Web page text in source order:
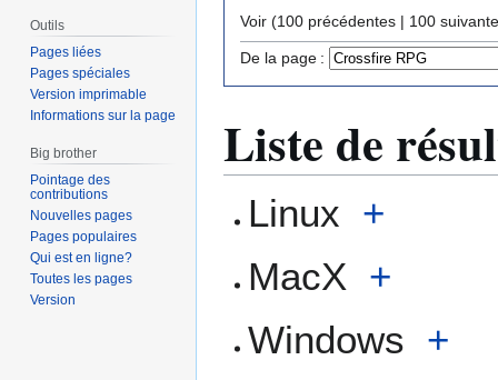
Voir (100 précédentes | 100
De la page :
Liste de
Linux +
MacX +
Windows +
Outils
Pages liées
Pages spéciales
Version imprimable
Informations sur la page
Big brother
Pointage des
contributions
Nouvelles pages
Pages populaires
Qui est en ligne?
Toutes les pages
Version